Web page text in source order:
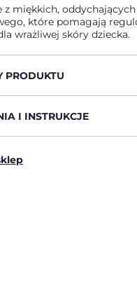
miękkich, oddychających
które pomagają
wrażliwej skóry dziecka.
PRODUKTU
I INSTRUKCJE